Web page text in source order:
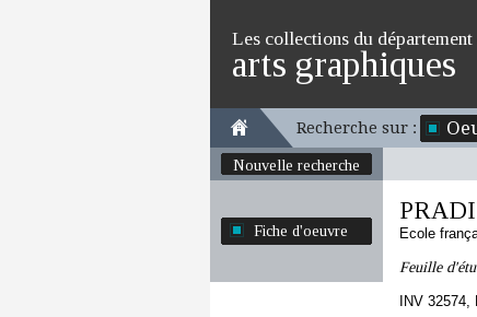
Les collections du département
arts graphiques
Recherche sur :
Nouvelle recherche
Fiche d'oeuvre Ecole
Feuille
INV 32574,